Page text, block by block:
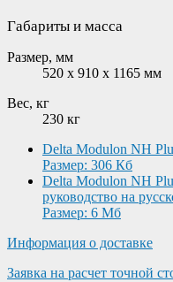
Габариты и масса
Размер, мм
520 x 910 x 1165 мм
Вес, кг
230 кг
Delta Modulon NH
Размер: 306 Кб
Delta Modulon NH
руководство на
Размер: 6 Мб
Информация о доставке
Заявка на расчет точной